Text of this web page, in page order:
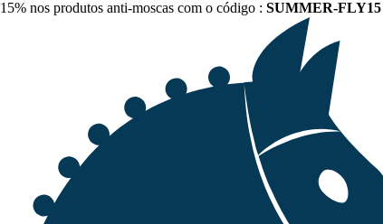
15% nos produtos anti-moscas com o código : SUMMER-FLY15